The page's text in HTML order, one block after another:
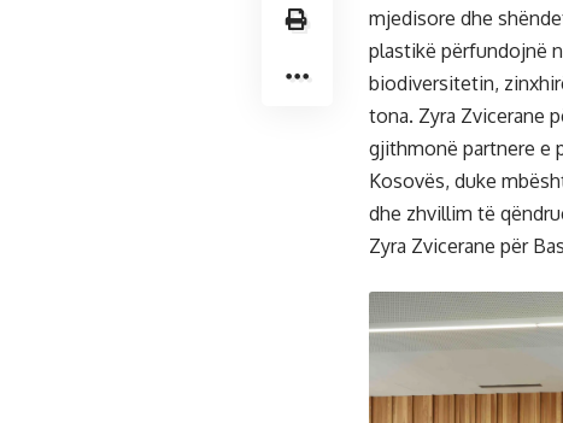
mjedisore dhe
plastikë përfundojnë
biodiversitetin,
tona. Zyra Zvicerane
gjithmonë partnere e
Kosovës, duke
dhe zhvillim të
Zyra Zvicerane për